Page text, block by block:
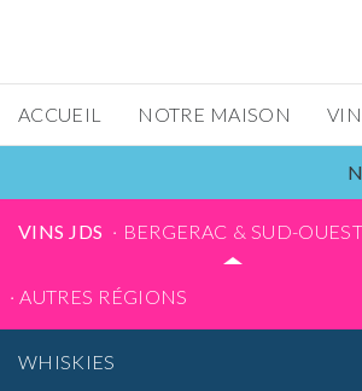
ACCUEIL NOTRE MAISON
VINS JDS BERGERAC & SUD-OUEST
AUTRES RÉGIONS
WHISKIES